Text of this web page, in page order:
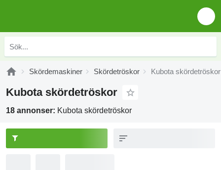
Skördemaskiner Skördetröskor Kubota skördetröskor
Kubota skördetröskor
18 annonser: Kubota skördetröskor